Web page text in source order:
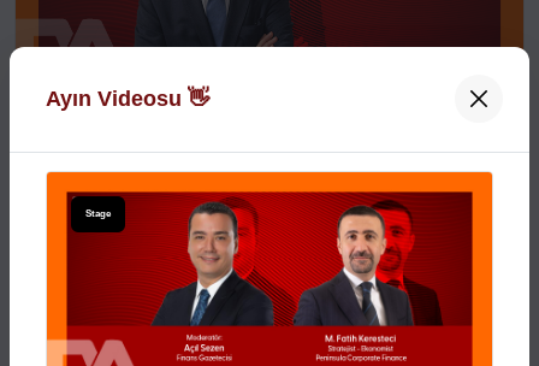
Ayın Videosu 👋
Stage